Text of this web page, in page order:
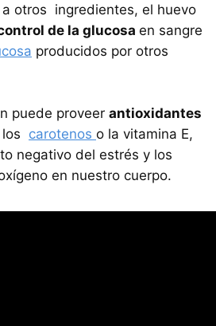
otros ingredientes, el huevo
de la glucosa en sangre
producidos por otros
puede proveer antioxidantes
carotenos o la vitamina E,
negativo del estrés y los
en nuestro cuerpo.